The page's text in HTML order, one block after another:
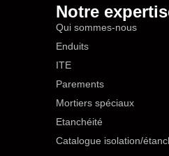
Notre
Qui sommes-nous
Enduits
ITE
Parements
Mortiers spéciaux
Etanchéité
Catalogue isolation/